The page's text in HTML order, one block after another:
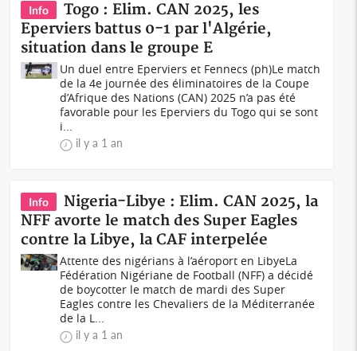
Info
Togo : Elim. CAN 2025, les
Eperviers battus 0-1 par l'Algérie,
situation dans le groupe E
Un duel entre Eperviers et Fennecs (ph)Le match
de la 4e journée des éliminatoires de la Coupe
d’Afrique des Nations (CAN) 2025 n’a pas été
favorable pour les Eperviers du Togo qui se sont
i...
il y a 1 an
Info
Nigeria-Libye : Elim. CAN 2025, la
NFF avorte le match des Super Eagles
contre la Libye, la CAF interpelée
Attente des nigérians à l’aéroport en LibyeLa
Fédération Nigériane de Football (NFF) a décidé
de boycotter le match de mardi des Super
Eagles contre les Chevaliers de la Méditerranée
de la L...
il y a 1 an